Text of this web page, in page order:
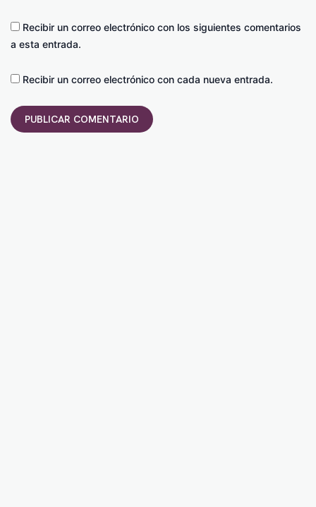
Recibir un correo electrónico con los siguientes comentarios
a esta entrada.
Recibir un correo electrónico con cada nueva entrada.